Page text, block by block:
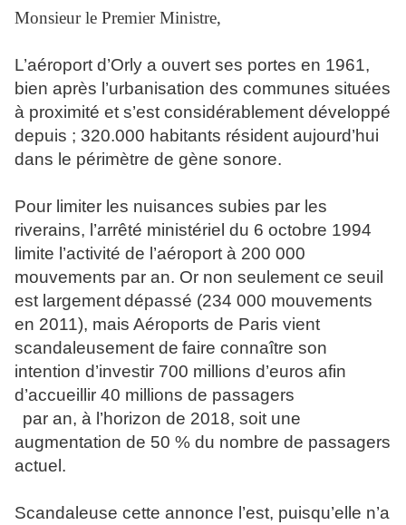
Monsieur le Premier Ministre,
L’aéroport d’Orly a ouvert ses portes en 1961,
bien après l’urbanisation des communes situées
à proximité et s’est considérablement développé
depuis ; 320.000 habitants résident aujourd’hui
dans le périmètre de gène sonore.
Pour limiter les nuisances subies par les
riverains, l’arrêté ministériel du 6 octobre 1994
limite l ’activité de l’aéroport à 200 000
mouvements par an. Or non seulement ce seuil
est largementdépassé (234 000 mouvements
en 2011), mais Aéroports de Paris vient
scandaleusement de faire connaître son
intention d’investir 700 millions d’euros afin
d’accueillir 40 millions de passagers
par an, à l’horizon de 2018, soit une
augmentation de 50 % du nombre de passagers
actuel.
Scandaleuse cette annonce l’est, puisqu’elle n’a